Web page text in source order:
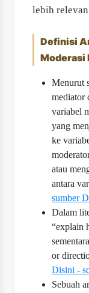
lebih
Definisi
Moderasi
Menurut
mediator
variabel
yang
ke
atau
antara
sumber
Dalam
“explain
or
Disini -
Sebuah